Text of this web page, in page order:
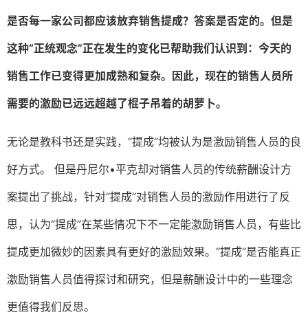
是否每一家公司都应该放弃销售提成？答案是否定的。但是
这种“正统观念”正在发生的变化已帮助我们认识到：今天的
销售工作已变得更加成熟和复杂。因此，现在的销售人员所
需要的激励已远远超越了棍子吊着的胡萝卜。
无论是教科书还是实践，“提成”均被认为是激励销售人员的良
好方式。 但是丹尼尔•平克却对销售人员的传统薪酬设计方
案提出了挑战，针对“提成”对销售人员的激励作用进行了反
思，认为“提成”在某些情况下不一定能激励销售人员，有些比
提成更加微妙的因素具有更好的激励效果。“提成”是否能真正
激励销售人员值得探讨和研究，但是薪酬设计中的一些理念
更值得我们反思。